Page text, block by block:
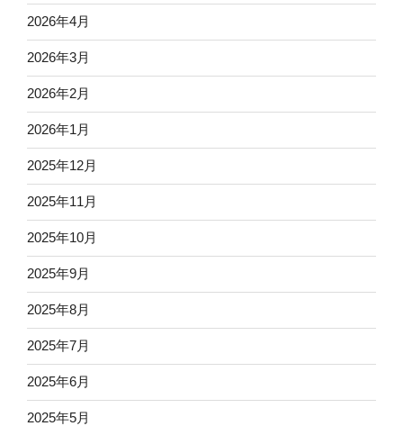
2026年4月
2026年3月
2026年2月
2026年1月
2025年12月
2025年11月
2025年10月
2025年9月
2025年8月
2025年7月
2025年6月
2025年5月